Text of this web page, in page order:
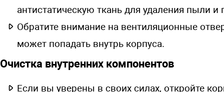
антистатическую ткань для удаления пыли и
Обратите внимание на вентиляционные
может попадать внутрь корпуса.
Очистка внутренних компонентов
Если вы уверены в своих силах, откройте